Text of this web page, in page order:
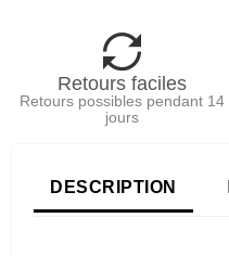
Retours faciles
Retours possibles pendant 14
jours
DESCRIPTION